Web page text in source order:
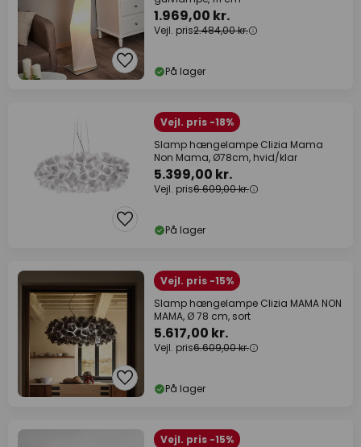
1.969,00 kr.
Vejl. pris2.484,00 kr.
På lager
Vejl. pris -18%
Slamp hængelampe Clizia Mama
Non Mama, Ø78cm, hvid/klar
5.399,00 kr.
Vejl. pris6.609,00 kr.
På lager
Vejl. pris -15%
Slamp hængelampe Clizia MAMA NON
MAMA, Ø 78 cm, sort
5.617,00 kr.
Vejl. pris6.609,00 kr.
På lager
Vejl. pris -15%